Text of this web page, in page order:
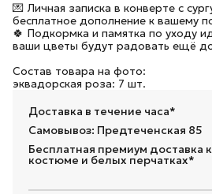
💌 Личная записка в конверте с
бесплатное дополнение к вашему
🍀 Подкормка и памятка по уходу
ваши цветы будут радовать ещё
Состав товара на фото:
эквадорская роза: 7 шт.
Доставка в течение часа*
Самовывоз: Предтеченская 85
Бесплатная премиум доставка
костюме и белых перчатках*